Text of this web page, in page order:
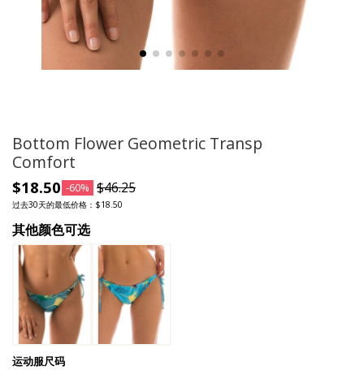
Bottom Flower Geometric Transp
Comfort
$18.50 -60% $46.25
过去30天的最低价格：$18.50
其他颜色可选
运动服尺码